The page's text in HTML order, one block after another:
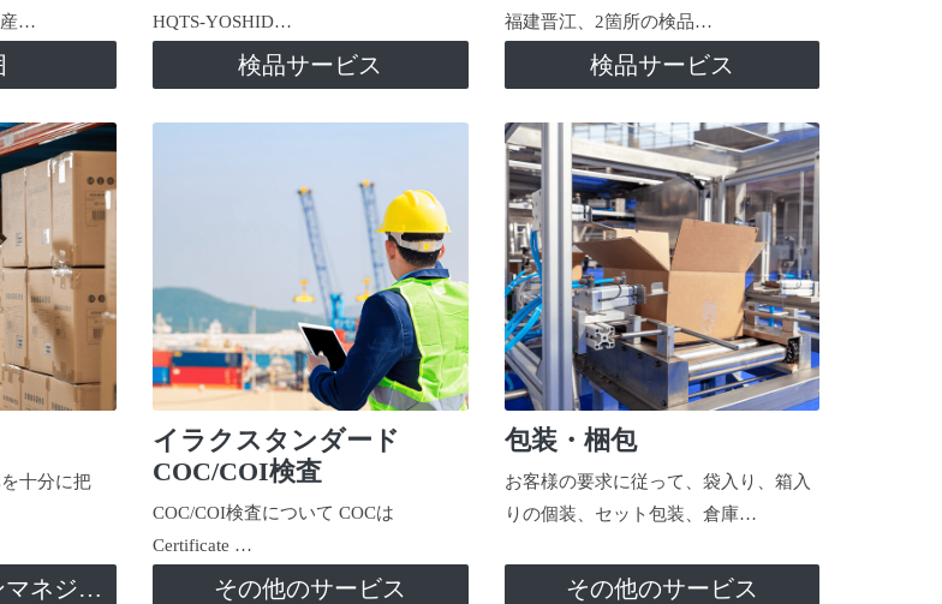
産…
HQTS-YOSHID…
検品サービス
福建晋江、2箇所の検品…
検品サービス
十分に把
サプライチェーンマネジメント
イラクスタンダード
COC/COI検査
COC/COI検査について COCは
Certificate …
その他のサービス
包装・梱包
お客様の要求に従って、袋入り、箱入
りの個装、セット包装、倉庫…
その他のサービス